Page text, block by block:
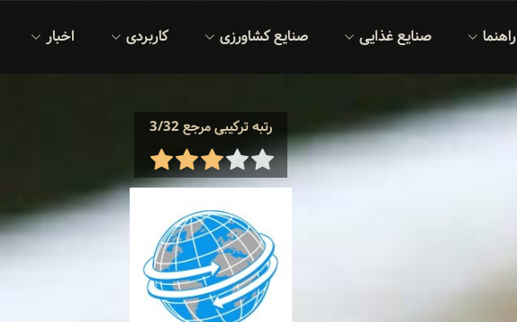
راهنما صنایع غذایی صنایع کشاورزی کاربردی اخبار
رتبه ترکیبی مرجع 3/32